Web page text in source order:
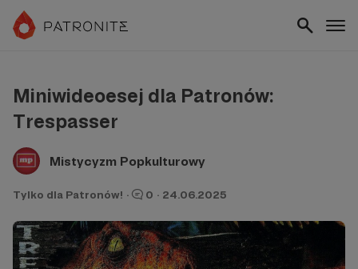
Miniwideoesej dla Patronów:
Trespasser
Mistycyzm Popkulturowy
Tylko dla Patronów! · 0 · 24.06.2025